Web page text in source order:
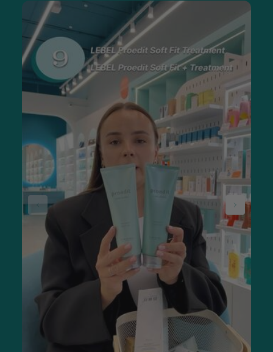
за волоссям. Грамотні менеджери допоможуть з вибором,
врахують ваші побажання і цілі покупки.
Який можна купити набір для догляду
за волоссям?
Виробники випускають величезний вибір комплектів,
оскільки косметичний продукт можна використовувати для
усунення різних проблем. Універсальне рішення - для
щоденного застосування. Такий комплект може бути
мінімальним, що складається з шампуню, кондиціонера,
бальзаму. Але також запропоновано придбати цілий
комплекс, включно з гребінцями, щітками та іншим.
Універсальний набір для догляду за волоссям виручає,
якщо немає якихось виражених проблем з пасмами і
шкірою голови. Такі товари представлені в різних версіях:
підбирають їх під тип волосся.
Якщо потрібно позбутися себореї та подразнення, хочеться
відростити довгі густі локони, усунути проблему випадіння,
потрібні не просто професійні, а й спеціалізовані засоби. З
якими завданнями вони справляються:
розгладженням кучерявих і неслухняних кучерів;
зволоженням пасом, які відчувають нестачу вологи;
живленням мінералами, вітамінами,
оліями, амінокислотами;
зміцненням тонкого і сухого ослабленого волосся;
відновленням структури після фарбування, хімічної
завивки, інших агресивних впливів.